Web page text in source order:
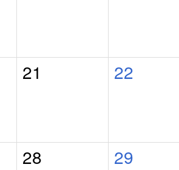
21 22
28 29